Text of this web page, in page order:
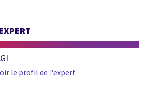
le profil de l'expert